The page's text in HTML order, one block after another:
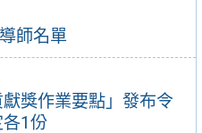
師名單
獎作業要點」發布令
1份